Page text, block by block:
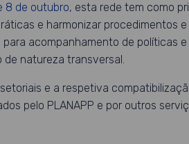
8 de outubro, esta rede tem como
e harmonizar procedimentos
acompanhamento de
natureza transversal.
e a respetiva
pelo PLANAPP e por outros